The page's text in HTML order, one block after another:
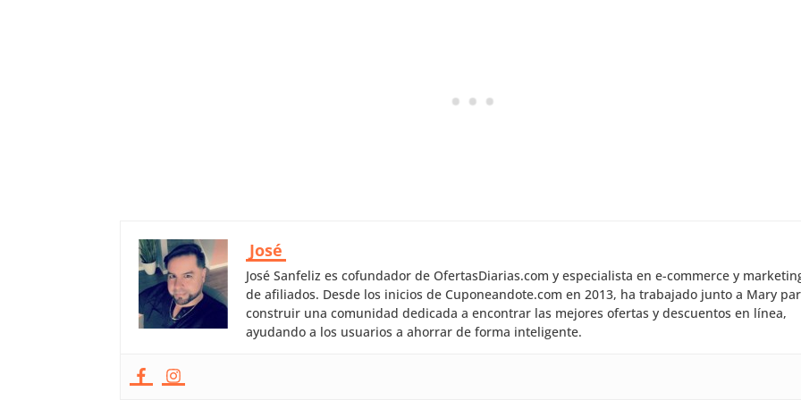
José
José Sanfeliz es cofundador de OfertasDiarias.com y especialista en e-commerce y
de afiliados. Desde los inicios de Cuponeandote.com en 2013, ha trabajado junto a Mary
construir una comunidad dedicada a encontrar las mejores ofertas y descuentos en línea,
ayudando a los usuarios a ahorrar de forma inteligente.